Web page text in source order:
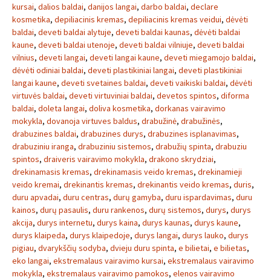
kursai, dalios baldai, danijos langai, darbo baldai, declare
kosmetika, depiliacinis kremas, depiliacinis kremas veidui, dėvėti
baldai, deveti baldai alytuje, deveti baldai kaunas, dėvėti baldai
kaune, deveti baldai utenoje, deveti baldai vilniuje, deveti baldai
vilnius, deveti langai, deveti langai kaune, deveti miegamojo baldai,
dėvėti odiniai baldai, deveti plastikiniai langai, deveti plastikiniai
langai kaune, deveti svetaines baldai, deveti vaikiski baldai, dėvėti
virtuvės baldai, deveti virtuviniai baldai, devetos spintos, diforma
baldai, doleta langai, doliva kosmetika, dorkanas vairavimo
mokykla, dovanoja virtuves baldus, drabužinė, drabužinės,
drabuzines baldai, drabuzines durys, drabuzines isplanavimas,
drabuziniu iranga, drabuziniu sistemos, drabužių spinta, drabuziu
spintos, draiveris vairavimo mokykla, drakono skrydziai,
drekinamasis kremas, drekinamasis veido kremas, drekinamieji
veido kremai, drekinantis kremas, drekinantis veido kremas, duris,
duru apvadai, duru centras, durų gamyba, duru ispardavimas, duru
kainos, durų pasaulis, duru rankenos, durų sistemos, durys, durys
akcija, durys internetu, durys kaina, durys kaunas, durys kaune,
durys klaipeda, durys klaipedoje, durys langai, durys lauko, durys
pigiau, dvarykščių sodyba, dvieju duru spinta, e bilietai, e bilietas,
eko langai, ekstremalaus vairavimo kursai, ekstremalaus vairavimo
mokykla, ekstremalaus vairavimo pamokos, elenos vairavimo